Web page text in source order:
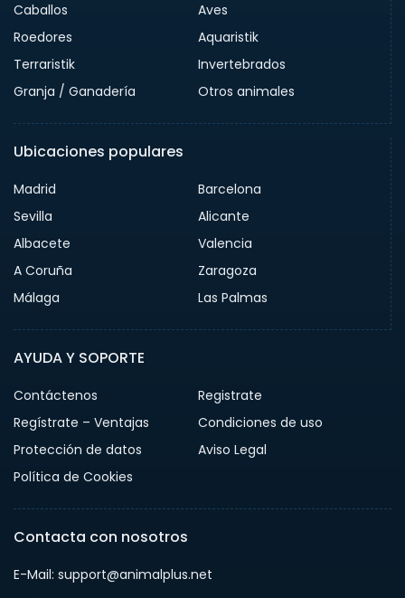
Caballos
Aves
Roedores
Aquaristik
Terraristik
Invertebrados
Granja / Ganadería
Otros animales
Ubicaciones populares
Madrid
Barcelona
Sevilla
Alicante
Albacete
Valencia
A Coruña
Zaragoza
Málaga
Las Palmas
AYUDA Y SOPORTE
Contáctenos
Registrate
Regístrate – Ventajas
Condiciones de uso
Protección de datos
Aviso Legal
Política de Cookies
Contacta con nosotros
E-Mail: support@animalplus.net